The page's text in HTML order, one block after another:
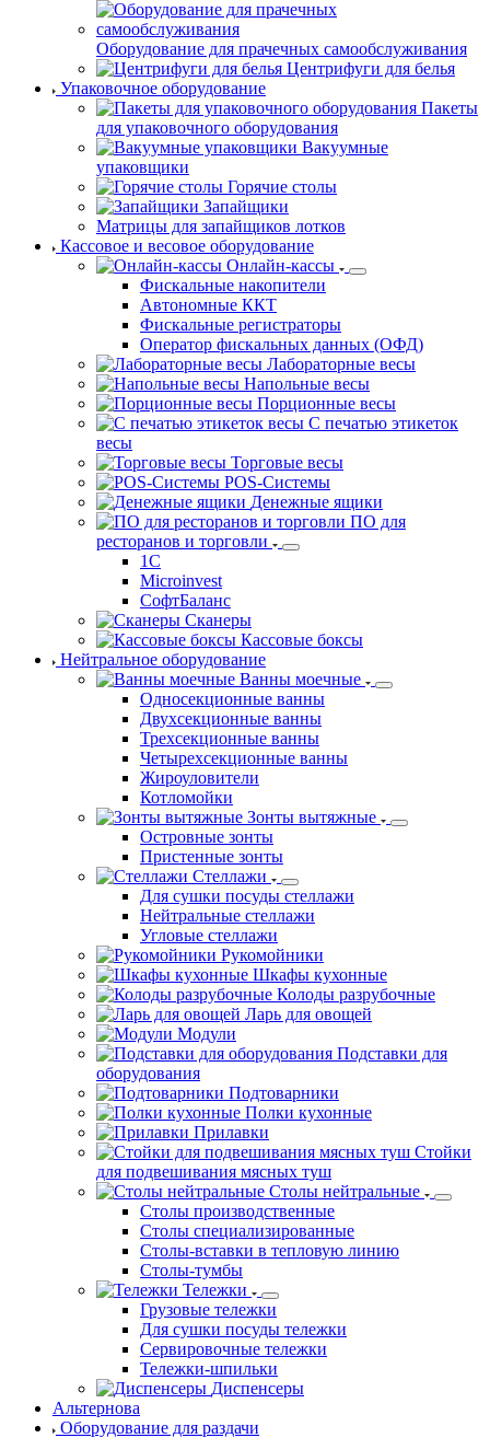
Оборудование для прачечных самообслуживания
Центрифуги для белья
Упаковочное оборудование
Пакеты
для упаковочного оборудования
Вакуумные
упаковщики
Горячие столы
Запайщики
Матрицы для запайщиков лотков
Кассовое и весовое оборудование
Онлайн-кассы
Фискальные накопители
Автономные ККТ
Фискальные регистраторы
Оператор фискальных данных (ОФД)
Лабораторные весы
Напольные весы
Порционные весы
С печатью этикеток
весы
Торговые весы
POS-Системы
Денежные ящики
ПО для
ресторанов и торговли
1С
Microinvest
СофтБаланс
Сканеры
Кассовые боксы
Нейтральное оборудование
Ванны моечные
Односекционные ванны
Двухсекционные ванны
Трехсекционные ванны
Четырехсекционные ванны
Жироуловители
Котломойки
Зонты вытяжные
Островные зонты
Пристенные зонты
Стеллажи
Для сушки посуды стеллажи
Нейтральные стеллажи
Угловые стеллажи
Рукомойники
Шкафы кухонные
Колоды разрубочные
Ларь для овощей
Модули
Подставки для
оборудования
Подтоварники
Полки кухонные
Прилавки
Стойки
для подвешивания мясных туш
Столы нейтральные
Столы производственные
Столы специализированные
Столы-вставки в тепловую линию
Столы-тумбы
Тележки
Грузовые тележки
Для сушки посуды тележки
Сервировочные тележки
Тележки-шпильки
Диспенсеры
Альтернова
Оборудование для раздачи